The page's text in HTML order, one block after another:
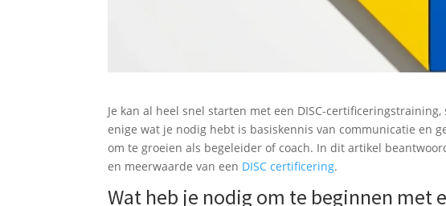
Je kan al heel snel starten met een DISC-
enige wat je nodig hebt is basiskennis van communicatie en
om te groeien als begeleider of coach. In dit artikel
en meerwaarde van een DISC certificering.
Wat heb je nodig om te beginnen met